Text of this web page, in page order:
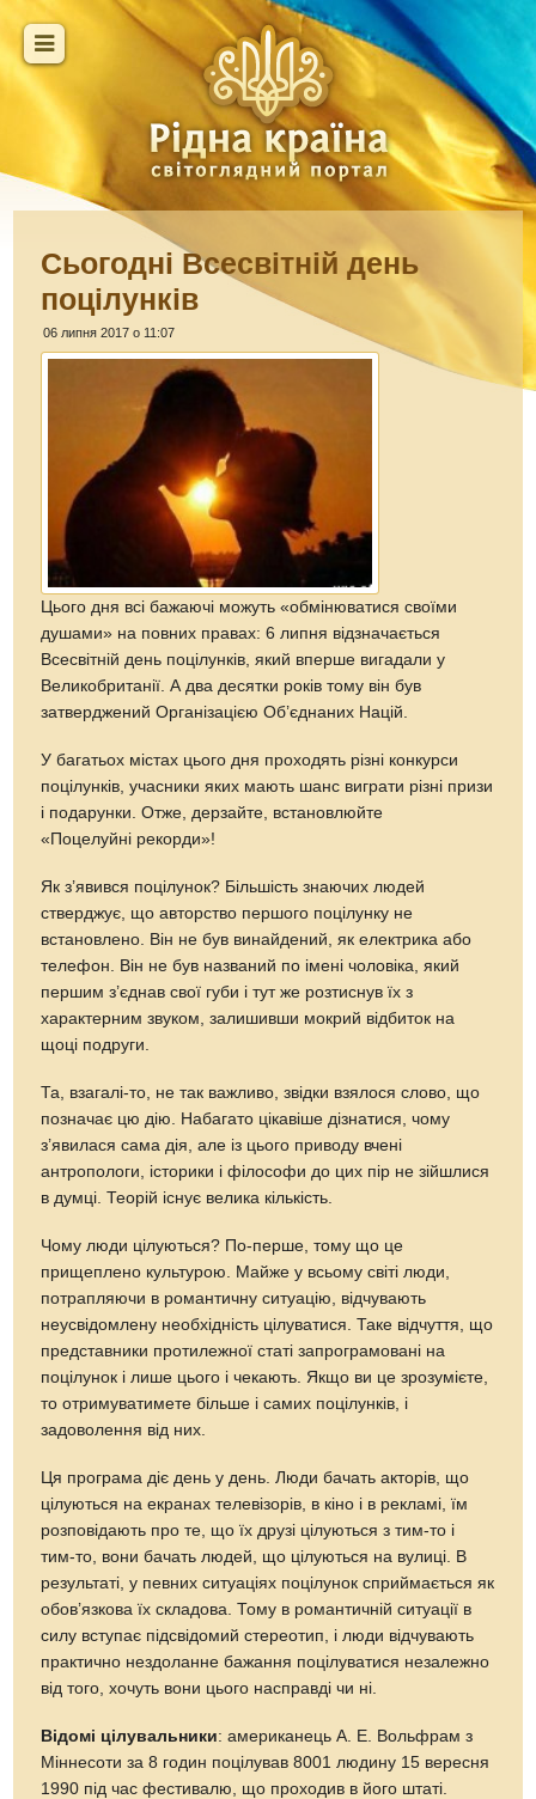
Сьогодні Всесвітній день
поцілунків
06 липня 2017 о 11:07
Цього дня всі бажаючі можуть «обмінюватися своїми
душами» на повних правах: 6 липня відзначається
Всесвітній день поцілунків, який вперше вигадали у
Великобританії. А два десятки років тому він був
затверджений Організацією Об’єднаних Націй.
У багатьох містах цього дня проходять різні конкурси
поцілунків, учасники яких мають шанс виграти різні призи
і подарунки. Отже, дерзайте, встановлюйте
«Поцелуйні рекорди»!
Як з’явився поцілунок? Більшість знаючих людей
стверджує, що авторство першого поцілунку не
встановлено. Він не був винайдений, як електрика або
телефон. Він не був названий по імені чоловіка, який
першим з’єднав свої губи і тут же розтиснув їх з
характерним звуком, залишивши мокрий відбиток на
щоці подруги.
Та, взагалі-то , не так важливо, звідки взялося слово, що
позначає цю дію. Набагато цікавіше дізнатися, чому
з’явилася сама дія, але із цього приводу вчені
антропологи, історики і філософи до цих пір не зійшлися
в думці. Теорій існує велика кількість.
Чому люди цілуються? По-перше, тому що це
прищеплено культурою. Майже у всьому світі люди,
потрапляючи в романтичну ситуацію, відчувають
неусвідомлену необхідність цілуватися. Таке відчуття, що
представники протилежної статі запрограмовані на
поцілунок і лише цього і чекають. Якщо ви це зрозумієте,
то отримуватимете більше і самих поцілунків, і
задоволення від них.
Ця програма діє день у день. Люди бачать акторів, що
цілуються на екранах телевізорів, в кіно і в рекламі, їм
розповідають про те, що їх друзі цілуються зтим-то і
тим-то , вони бачать людей, що цілуються на вулиці. В
результаті, у певних ситуаціях поцілунок сприймається як
обов’язкова їх складова. Тому в романтичній ситуації в
силу вступає підсвідомий стереотип, і люди відчувають
практично нездоланне бажання поцілуватися незалежно
від того, хочуть вони цього насправді чи ні.
Відомі цілувальники: американець А. Е. Вольфрам з
Міннесоти за 8 годин поцілував 8001 людину 15 вересня
1990 під час фестивалю, що проходив в його штаті.